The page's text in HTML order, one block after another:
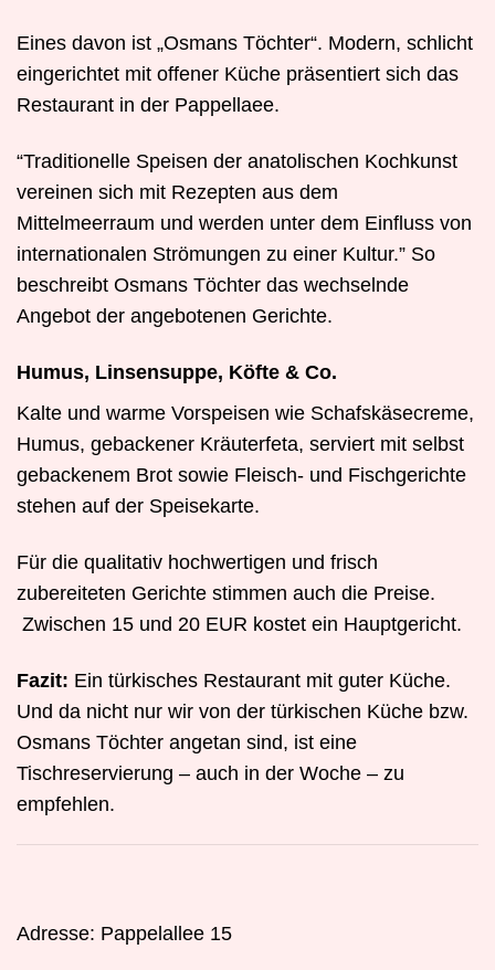
Eines davon ist „Osmans Töchter“. Modern, schlicht
eingerichtet mit offener Küche präsentiert sich das
Restaurant in der Pappellaee.
“Traditionelle Speisen der anatolischen Kochkunst
vereinen sich mit Rezepten aus dem
Mittelmeerraum und werden unter dem Einfluss von
internationalen Strömungen zu einer Kultur.” So
beschreibt Osmans Töchter das wechselnde
Angebot der angebotenen Gerichte.
Humus, Linsensuppe, Köfte & Co.
Kalte und warme Vorspeisen wie Schafskäsecreme,
Humus, gebackener Kräuterfeta, serviert mit selbst
gebackenem Brot sowie Fleisch- und Fischgerichte
stehen auf der Speisekarte.
Für die qualitativ hochwertigen und frisch
zubereiteten Gerichte stimmen auch die Preise.
Zwischen 15 und 20 EUR kostet ein Hauptgericht.
Fazit: Ein türkisches Restaurant mit guter Küche.
Und da nicht nur wir von der türkischen Küche bzw.
Osmans Töchter angetan sind, ist eine
Tischreservierung – auch in der Woche – zu
empfehlen.
Adresse: Pappelallee 15